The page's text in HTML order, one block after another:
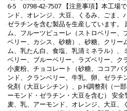
6-5 0798-42-7507 【注意事項】本工場
ンド、オレンジ、大豆、くるみ、ごま、
ゼラチンを含む製品を生産しています。
ム、フルーツピューレ（ストロベリー、
ベリー、カシス、砂糖）、砂糖、クリー
ム、乳たん白、食塩、乳清ミネラル）、
ベリー、ブルーベリー、ラズベリー、ク
小麦粉、チョコレート（砂糖、ココアバ
ンド、クランベリー、牛乳、卵、ゼラチ
化剤（大豆レシチン）、p H調整剤（一
ーモンド・ゼラチン・大豆を含む） 安
麦、乳、アーモンド、オレンジ、大豆、